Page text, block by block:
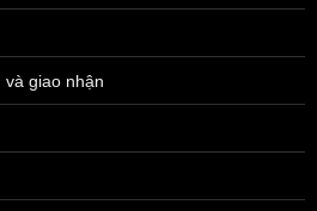
và giao nhận